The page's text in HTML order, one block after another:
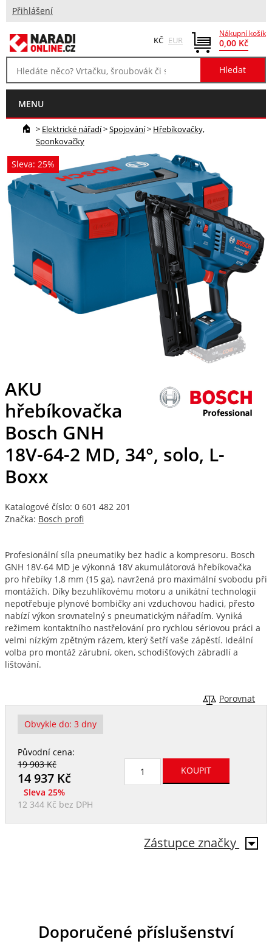
Přihlášení
Nákupní košík
0,00 Kč
KČ EUR
MENU
> Elektrické nářadí>Spojování> Hřebíkovačky,
Sponkovačky
Sleva: 25%
AKU
hřebíkovačka
Bosch GNH
18V-64-2 MD, 34°, solo, L-
Boxx
Katalogové číslo: 0 601 482 201
Značka: Bosch profi
Profesionální síla pneumatiky bez hadic a kompresoru. Bosch
GNH 18V-64 MD je výkonná 18V akumulátorová hřebíkovačka
pro hřebíky 1,8 mm (15 ga), navržená pro maximální svobodu při
montážích. Díky bezuhlíkovému motoru a unikátní technologii
nepotřebuje plynové bombičky ani vzduchovou hadici, přesto
nabízí výkon srovnatelný s pneumatickým nářadím. Vyniká
režimem kontaktního nastřelování pro rychlou sériovou práci a
velmi nízkým zpětným rázem, který šetří vaše zápěstí. Ideální
volba pro montáž zárubní, oken, schodišťových zábradlí a
lištování.
Porovnat
Obvykle do: 3 dny
Původní cena:
19 903 Kč
14 937Kč
Sleva 25%
12 344 Kč bez DPH
Zástupce značky
Doporučené příslušenství